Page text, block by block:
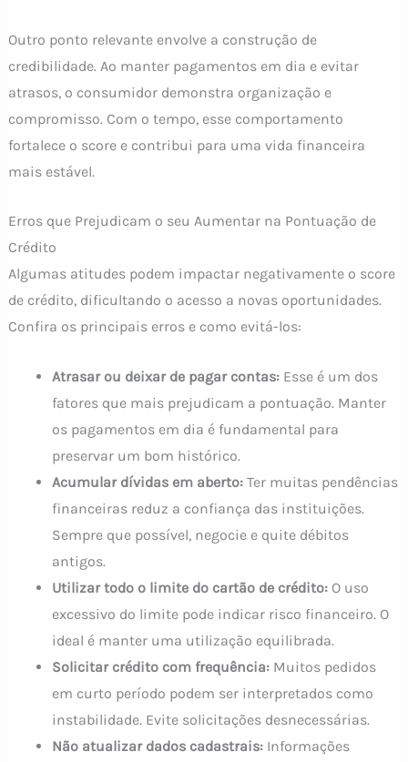
Outro ponto relevante envolve a construção de
credibilidade. Ao manter pagamentos em dia e evitar
atrasos, o consumidor demonstra organização e
compromisso. Com o tempo, esse comportamento
fortalece o score e contribui para uma vida financeira
mais estável.
Erros que Prejudicam o seu Aumentar na Pontuação de
Crédito
Algumas atitudes podem impactar negativamente o score
de crédito, dificultando o acesso a novas oportunidades.
Confira os principais erros e como evitá-los:
Atrasar ou deixar de pagar contas:Esse é um dos
fatores que mais prejudicam a pontuação. Manter
os pagamentos em dia é fundamental para
preservar um bom histórico.
Acumular dívidas em aberto:Ter muitas pendências
financeiras reduz a confiança das instituições.
Sempre que possível, negocie e quite débitos
antigos.
Utilizar todo o limite do cartão de crédito:O uso
excessivo do limite pode indicar risco financeiro. O
ideal é manter uma utilização equilibrada.
Solicitar crédito com frequência:Muitos pedidos
em curto período podem ser interpretados como
instabilidade. Evite solicitações desnecessárias.
Não atualizar dados cadastrais:Informações